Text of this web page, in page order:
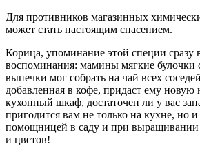
Для противников магазинных
может стать настоящим спасением.
Корица, упоминание этой специи сразу
воспоминания: мамины мягкие булочки
выпечки мог собрать на чай всех
добавленная в кофе, придаст ему новую
кухонный шкаф, достаточен ли у вас
пригодится вам не только на кухне, но
помощницей в саду и при выращивании
и цветов!